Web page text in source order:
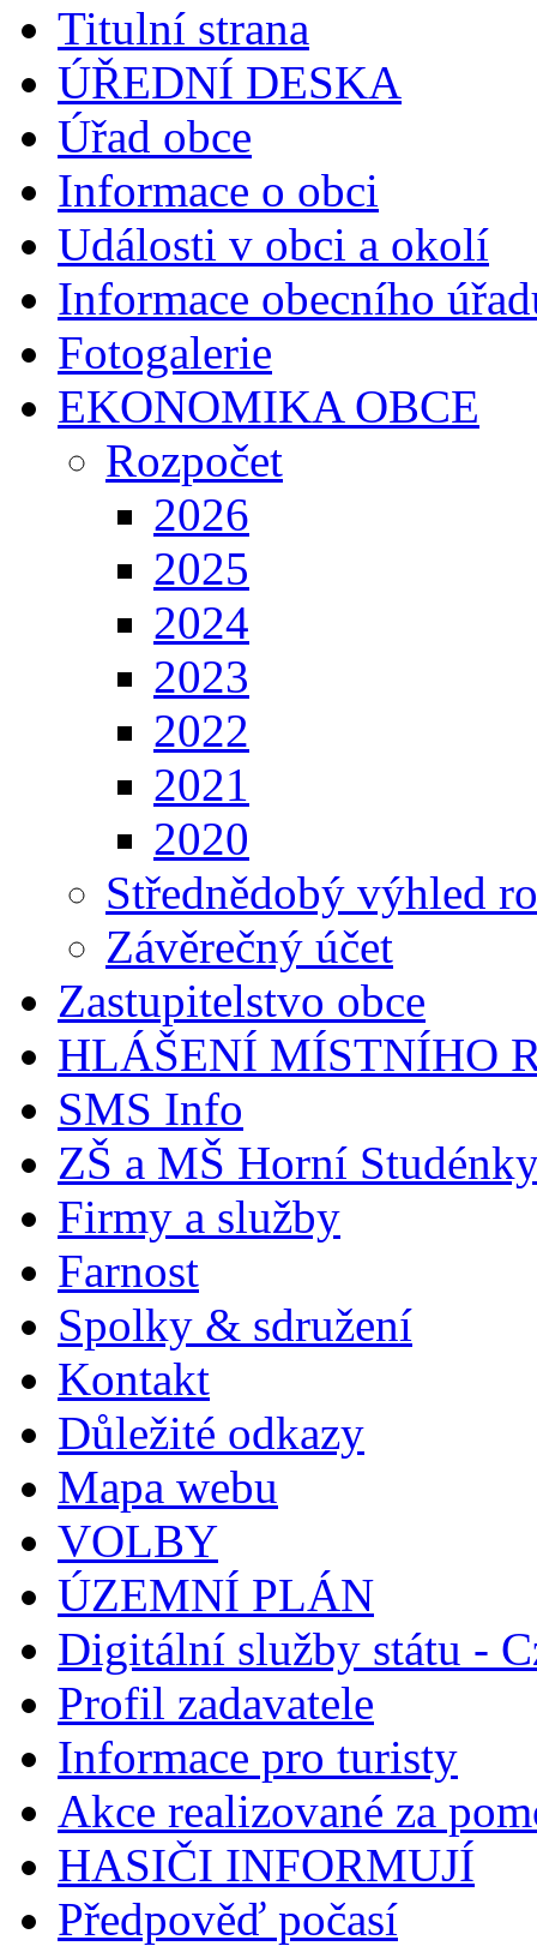
Titulní strana
ÚŘEDNÍ DESKA
Úřad obce
Informace o obci
Události v obci a okolí
Informace obecního
Fotogalerie
EKONOMIKA OBCE
Rozpočet
2026
2025
2024
2023
2022
2021
2020
Střednědobý výhled
Závěrečný účet
Zastupitelstvo obce
HLÁŠENÍ MÍSTNÍHO
SMS Info
ZŠ a MŠ Horní
Firmy a služby
Farnost
Spolky & sdružení
Kontakt
Důležité odkazy
Mapa webu
VOLBY
ÚZEMNÍ PLÁN
Digitální služby státu -
Profil zadavatele
Informace pro turisty
Akce realizované za
HASIČI INFORMUJÍ
Předpověď počasí